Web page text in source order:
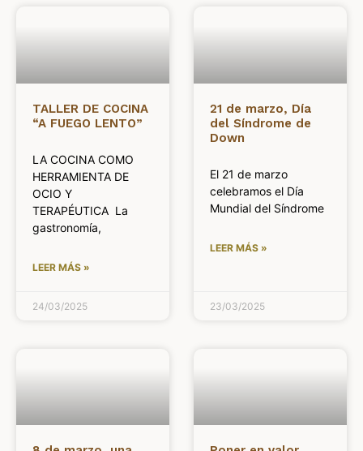
TALLER DE COCINA
“A FUEGO LENTO”
LA COCINA COMO
HERRAMIENTA DE
OCIO Y
TERAPÉUTICA La
gastronomía,
LEER MÁS »
24/03/2025
21 de marzo, Día
del Síndrome de
Down
El 21 de marzo
celebramos el Día
Mundial del Síndrome
LEER MÁS »
23/03/2025